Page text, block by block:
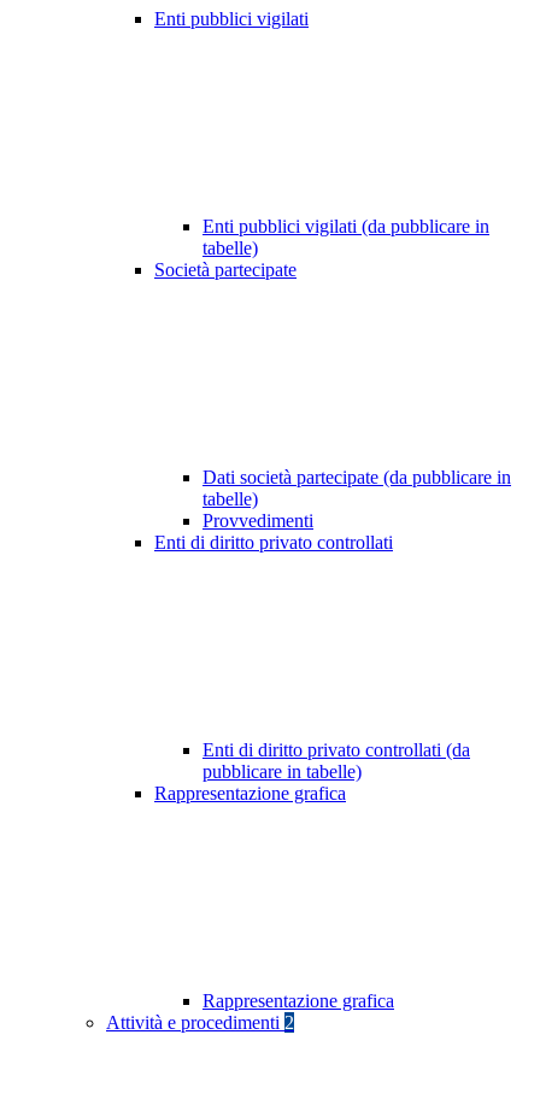
Enti pubblici vigilati
Enti pubblici vigilati (da pubblicare in
tabelle)
Società partecipate
Dati società partecipate (da pubblicare in
tabelle)
Provvedimenti
Enti di diritto privato controllati
Enti di diritto privato controllati (da
pubblicare in tabelle)
Rappresentazione grafica
Rappresentazione grafica
Attività e procedimenti 2